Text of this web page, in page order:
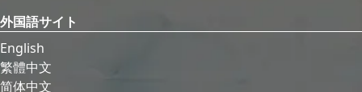
外国語サイト
English
繁體中文
简体中文